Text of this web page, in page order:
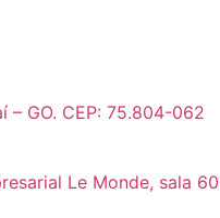
– GO. CEP: 75.804-062
Le Monde, sala